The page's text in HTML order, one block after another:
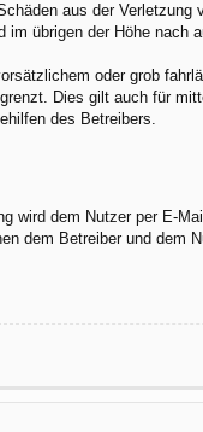
aus der
übrigen der Höhe
oder grob
Dies gilt auch für
des Betreibers.
wird dem Nutzer per E-
dem Betreiber und dem